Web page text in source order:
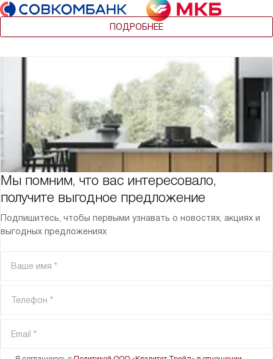
ПОДРОБНЕЕ
Мы помним, что вас интересовало,
получите выгодное предложение
Подпишитесь, чтобы первыми узнавать о новостях, акциях и
выгодных предложениях